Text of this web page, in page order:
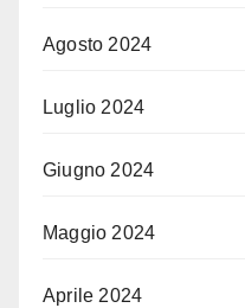
Agosto 2024
Luglio 2024
Giugno 2024
Maggio 2024
Aprile 2024